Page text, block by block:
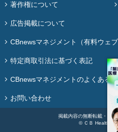
著作権について
広告掲載について
CBnewsマネジメント（有料ウェ
特定商取引法に基づく表記
CBnewsマネジメントのよくある
お問い合わせ
掲載内容の無断転載・再
© ＣＢ